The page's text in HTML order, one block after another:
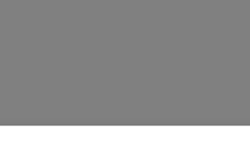
Nr. 48/2009 und daher nicht für Kinder unter 14